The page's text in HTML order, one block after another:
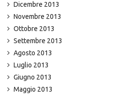
Dicembre 2013
Novembre 2013
Ottobre 2013
Settembre 2013
Agosto 2013
Luglio 2013
Giugno 2013
Maggio 2013